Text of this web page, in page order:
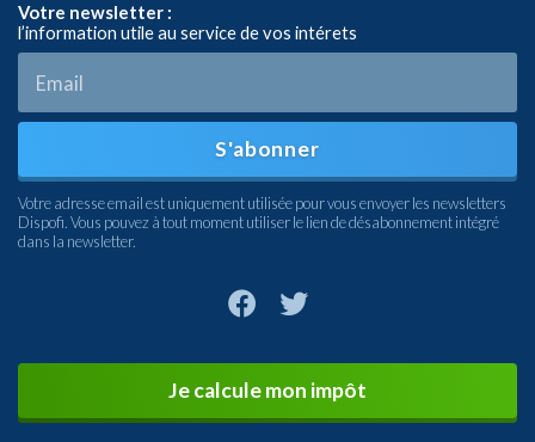
Votre newsletter :
l’information utile au service de vos intérets
S'abonner
Votre adresse email est uniquement utilisée pour vous envoyer les newsletters
Dispofi. Vous pouvez à tout moment utiliser le lien de désabonnement intégré
dans la newsletter.
Je calcule mon impôt